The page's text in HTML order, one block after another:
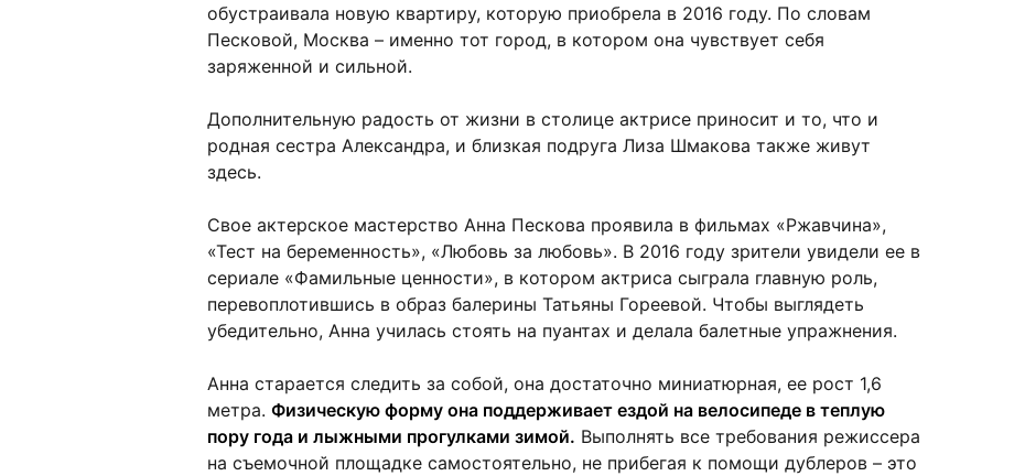
обустраивала новую квартиру, которую приобрела в 2016 году. По словам
Песковой, Москва – именно тот город, в котором она чувствует себя
заряженной и сильной.
Дополнительную радость от жизни в столице актрисе приносит и то, что и
родная сестра Александра, и близкая подруга Лиза Шмакова также живут
здесь.
Свое актерское мастерство Анна Пескова проявила в фильмах «Ржавчина»,
«Тест на беременность», «Любовь за любовь». В 2016 году зрители увидели ее в
сериале «Фамильные ценности», в котором актриса сыграла главную роль,
перевоплотившись в образ балерины Татьяны Гореевой. Чтобы выглядеть
убедительно, Анна училась стоять на пуантах и делала балетные упражнения.
Анна старается следить за собой, она достаточно миниатюрная, ее рост 1,6
метра. Физическую форму она поддерживает ездой на велосипеде в теплую
пору года и лыжными прогулками зимой. Выполнять все требования режиссера
на съемочной площадке самостоятельно, не прибегая к помощи дублеров – это